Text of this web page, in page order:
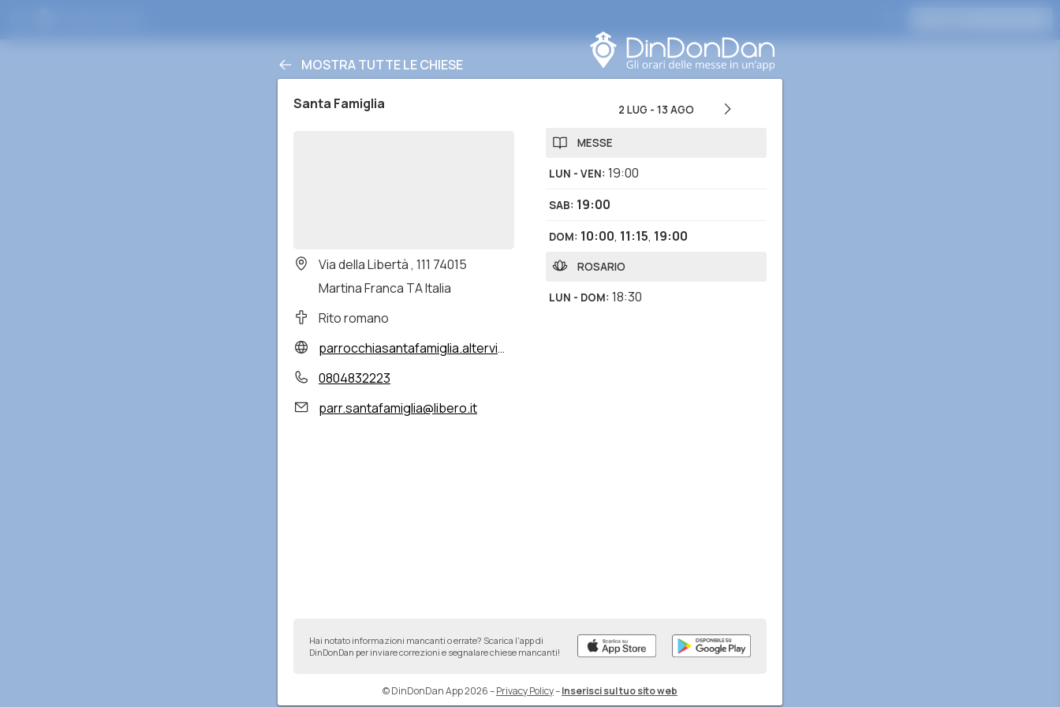
MOSTRA TUTTE LE CHIESE
Santa Famiglia
Via della Libertà , 111 74015
Martina Franca TA Italia
Rito romano
parrocchiasantafamiglia.altervista.org
0804832223
parr.santafamiglia@libero.it
2 LUG - 13 AGO
MESSE
LUN - VEN: 19:00
SAB: 19:00
DOM: 10:00, 11:15, 19:00
ROSARIO
LUN - DOM: 18:30
Hai notato informazioni mancanti o errate? Scarica l'app di
DinDonDan per inviare correzioni e segnalare chiese mancanti!
© DinDonDan App 2026–Privacy Policy–Inserisci sul tuo sito web